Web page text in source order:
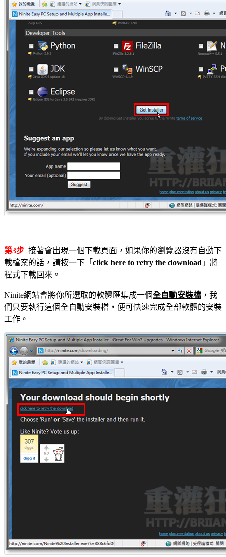
第3步 接著會出現一個下載頁面，如果你的瀏覽器沒有自動下
載檔案的話，請按一下「 click here to retry the download 」將
程式下載回來。
Ninite網站會將你所選取的軟體匯集成一個全自動安裝檔 ，我
們只要執行這個全自動安裝檔，便可快速完成全部軟體的安裝
工作。